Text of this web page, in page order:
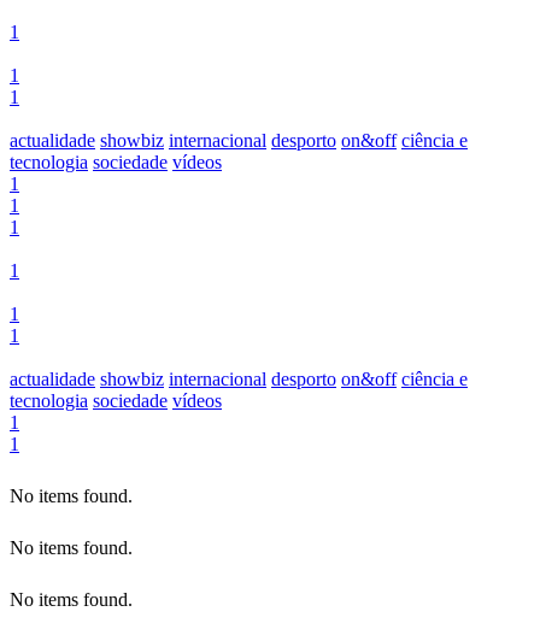
1
1
1
actualidade showbiz internacional desporto on&off ciência e
tecnologia sociedade vídeos
1
1
1
1
1
1
actualidade showbiz internacional desporto on&off ciência e
tecnologia sociedade vídeos
1
1
No items found.
No items found.
No items found.